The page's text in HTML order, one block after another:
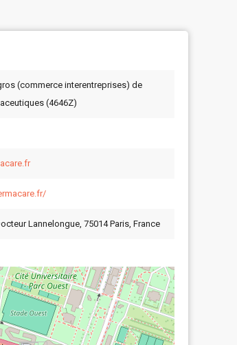
(commerce interentreprises) de
(4646Z)
Lannelongue, 75014 Paris, France